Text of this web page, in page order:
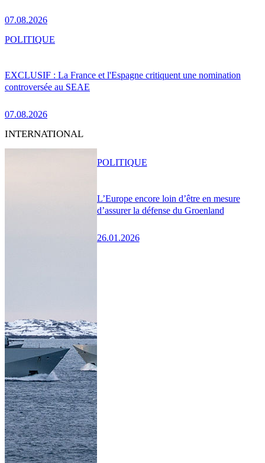
07.08.2026
EXCLUSIF : La France et l'Espagne critiquent une nomination
controversée au SEAE
07.08.2026
POLITIQUE
INTERNATIONAL
L’Europe encore loin d’être en mesure
d’assurer la défense du Groenland
26.01.2026
POLITIQUE